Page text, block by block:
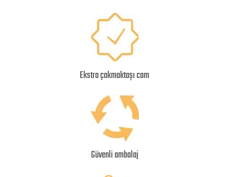
Ekstra çakmaktaşı cam
Güvenli ambalaj